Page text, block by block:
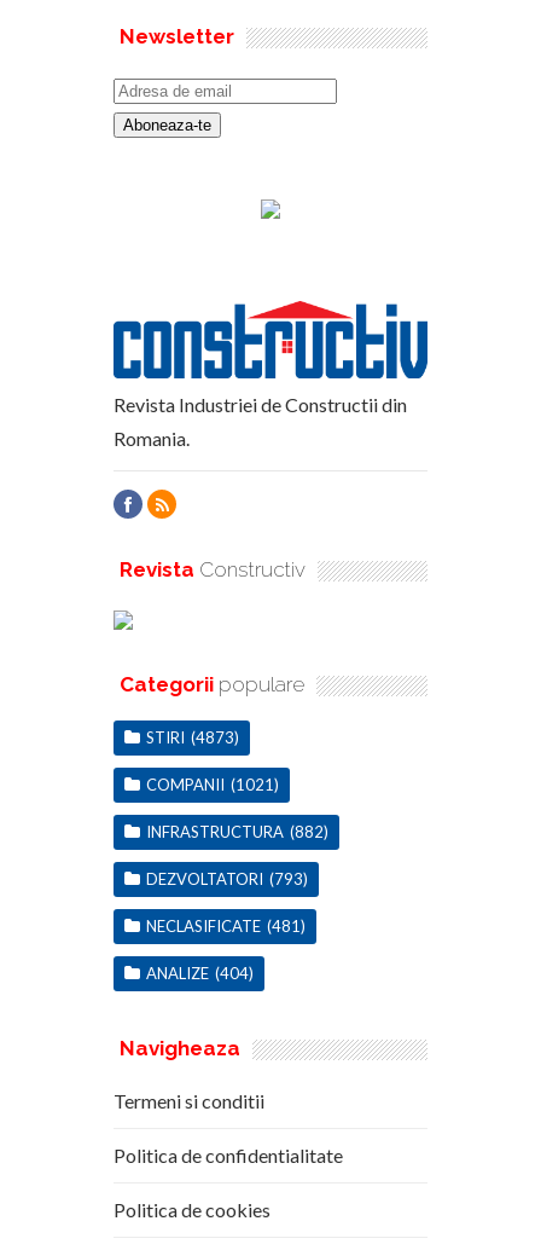
Newsletter
Revista Industriei de Constructii din
Romania.
Revista Constructiv
Categorii populare
STIRI (4873)
COMPANII (1021)
INFRASTRUCTURA (882)
DEZVOLTATORI (793)
NECLASIFICATE (481)
ANALIZE (404)
Navigheaza
Termeni si conditii
Politica de confidentialitate
Politica de cookies